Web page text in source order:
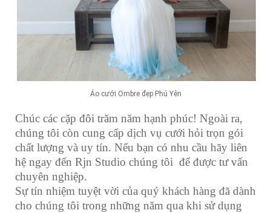
Áo cưới Ombre đẹp Phú Yên
Chúc các cặp đôi trăm năm hạnh phúc! Ngoài ra,
chúng tôi còn cung cấp dịch vụ cưới hỏi trọn gói
chất lượng và uy tín. Nếu bạn có nhu cầu hãy liên
hệ ngay đến Rjn Studio chúng tôi để được tư vấn
chuyên nghiệp.
Sự tín nhiệm tuyệt vời của quý khách hàng đã dành
cho chúng tôi trong những năm qua khi sử dụng